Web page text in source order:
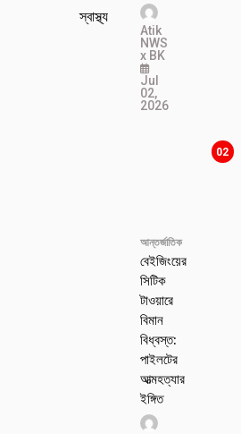
স্বাস্থ্য
Atik
NWS
x BK
Jul
02,
2026
02
আন্তর্জাতিক
বেইজিংয়ের
সিটিক
টাওয়ারে
বিমান
বিধ্বস্ত:
পাইলটের
আত্মহত্যার
ইঙ্গিত